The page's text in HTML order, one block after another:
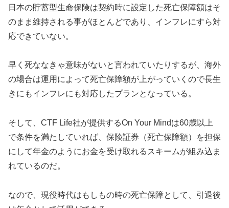
日本の貯蓄型生命保険は契約時に設定した死亡保障額はそ
のまま維持される事がほとんどであり、インフレにすら対
応できていない。
早く死ななきゃ意味がないと言われていたりするが、海外
の場合は運用によって死亡保障額が上がっていくので長生
きにもインフレにも対応したプランとなっている。
そして、CTF Life社が提供するOn Your Mindは60歳以上
で条件を満たしていれば、保険証券（死亡保障額）を担保
にして年金のようにお金を受け取れるスキームが組み込ま
れているのだ。
なので、現役時代はもしもの時の死亡保障として、引退後